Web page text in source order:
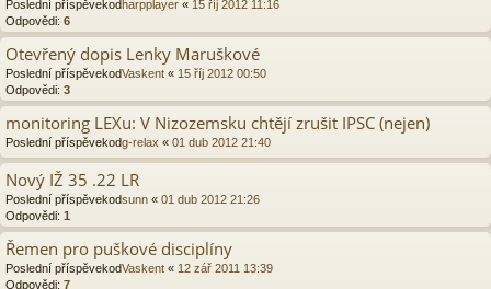
Poslední příspěvekodharpplayer « 15 říj 2012 11:16
Odpovědi: 6
Otevřený dopis Lenky Maruškové
Poslední příspěvekodVaskent « 15 říj 2012 00:50
Odpovědi: 3
monitoring LEXu: V Nizozemsku chtějí zrušit IPSC (nejen)
Poslední příspěvekodg-relax « 01 dub 2012 21:40
Nový IŽ 35 .22 LR
Poslední příspěvekodsunn « 01 dub 2012 21:26
Odpovědi: 1
Řemen pro puškové disciplíny
Poslední příspěvekodVaskent « 12 zář 2011 13:39
Odpovědi: 7